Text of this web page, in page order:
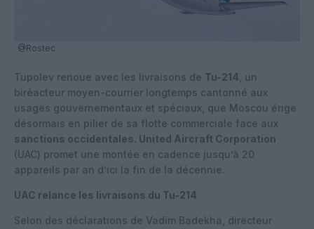
@Rostec
Tupolev renoue avec les livraisons de Tu-214 , un
biréacteur moyen-courrier longtemps cantonné aux
usages gouvernementaux et spéciaux, que Moscou érige
désormais en pilier de sa flotte commerciale face aux
sanctions occidentales. United Aircraft Corporation
(UAC) promet une montée en cadence jusqu’à 20
appareils par an d’ici la fin de la décennie.
UAC relance les livraisons du Tu-214
Selon des déclarations de Vadim Badekha, directeur